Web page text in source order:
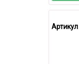
Артикул